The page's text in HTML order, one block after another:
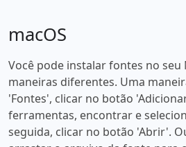
macOS
Você pode instalar fontes no seu
maneiras diferentes. Uma
'Fontes', clicar no botão
ferramentas, encontrar e
seguida, clicar no botão 'Abrir'.